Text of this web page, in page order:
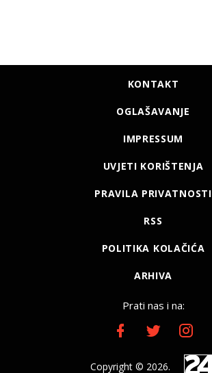
KONTAKT
OGLAŠAVANJE
IMPRESSUM
UVJETI KORIŠTENJA
PRAVILA PRIVATNOSTI
RSS
POLITIKA KOLAČIĆA
ARHIVA
Prati nas i na:
Copyright © 2026.